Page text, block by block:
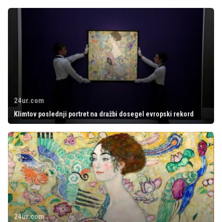
24ur.com
Klimtov poslednji portret na dražbi dosegel evropski rekord
24ur.com